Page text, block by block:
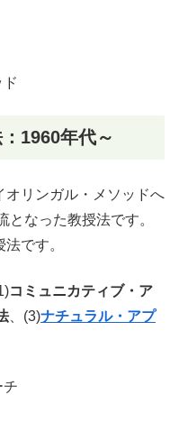
1960年代～
オリンガル・メソッドへ
なった教授法です。
です。
コミュニカティブ・ア
、(3)ナチュラル・アプ
チ